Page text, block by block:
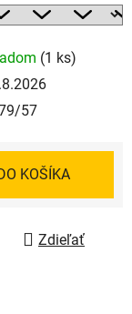
(1 ks)
57
KOŠÍKA
Zdieľať